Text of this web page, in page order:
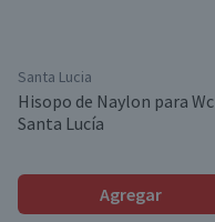
Santa Lucia
Hisopo de Naylon para Wc
Santa Lucía
Agregar